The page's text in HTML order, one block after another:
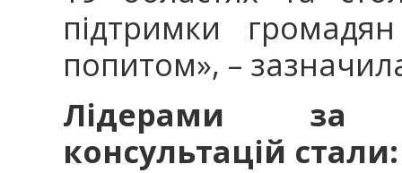
підтримки
попитом», –
Лідерами за
консультацій стали: